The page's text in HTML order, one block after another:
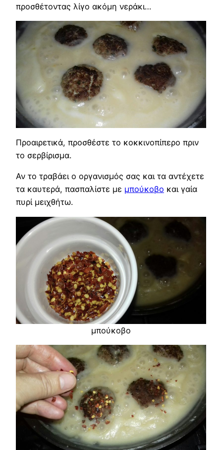
προσθέτοντας λίγο ακόμη νεράκι…
Προαιρετικά, προσθέστε το κοκκινοπίπερο πριν
το σερβίρισμα.
Αν το τραβάει ο οργανισμός σας και τα αντέχετε
τα καυτερά, πασπαλίστε με μπούκοβο και γαία
πυρί μειχθήτω.
μπούκοβο